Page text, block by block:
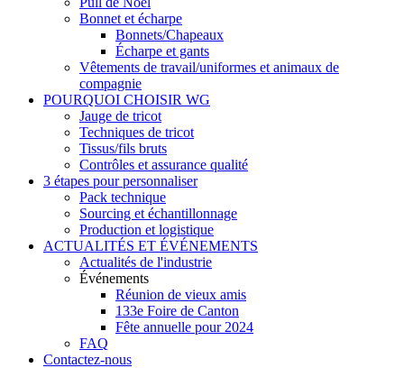
Bonnet et écharpe
Bonnets/Chapeaux
Écharpe et gants
Vêtements de travail/uniformes et animaux de
compagnie
POURQUOI CHOISIR WG
Jauge de tricot
Techniques de tricot
Tissus/fils bruts
Contrôles et assurance qualité
3 étapes pour personnaliser
Pack technique
Sourcing et échantillonnage
Production et logistique
ACTUALITÉS ET ÉVÉNEMENTS
Actualités de l'industrie
Événements
Réunion de vieux amis
133e Foire de Canton
Fête annuelle pour 2024
FAQ
Contactez-nous